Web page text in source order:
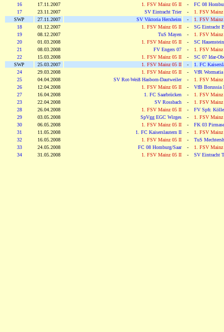
16
17.11.2007 1. FSV Mainz 05 II -
FC 08
17
23.11.2007 SV Eintracht Trier -
1. FSV
SWP
27.11.2007 SV Viktoria Herxheim -
1. FSV
18
01.12.2007 1. FSV Mainz 05 II -
SG Eintracht
19
08.12.2007 TuS Mayen -
1. FSV
20
01.03.2008 1. FSV Mainz 05 II -
SC Hauenstein
21
08.03.2008 FV Engers 07 -
1. FSV
22
15.03.2008 1. FSV Mainz 05 II -
SC 07 Idar-
SWP
25.03.2007 1. FSV Mainz 05 II -
1. FC
24
29.03.2008 1. FSV Mainz 05 II -
VfR Wormatia
25
04.04.2008 SV Rot-Weiß Hasborn-Dautweiler -
1. FSV
26
12.04.2008 1. FSV Mainz 05 II -
VfB Borussia
27
16.04.2008 1. FC Saarbrücken -
1. FSV
23
22.04.2008 SV Rossbach -
1. FSV
28
26.04.2008 1. FSV Mainz 05 II -
FV Spfr.
29
03.05.2008 SpVgg EGC Wirges -
1. FSV
30
06.05.2008 1. FSV Mainz 05 II -
FK 03
31
11.05.2008 1. FC Kaiserslautern II -
1. FSV
32
16.05.2008 1. FSV Mainz 05 II -
TuS
33
24.05.2008 FC 08 Homburg/Saar -
1. FSV
34
31.05.2008 1. FSV Mainz 05 II - SV Eintracht